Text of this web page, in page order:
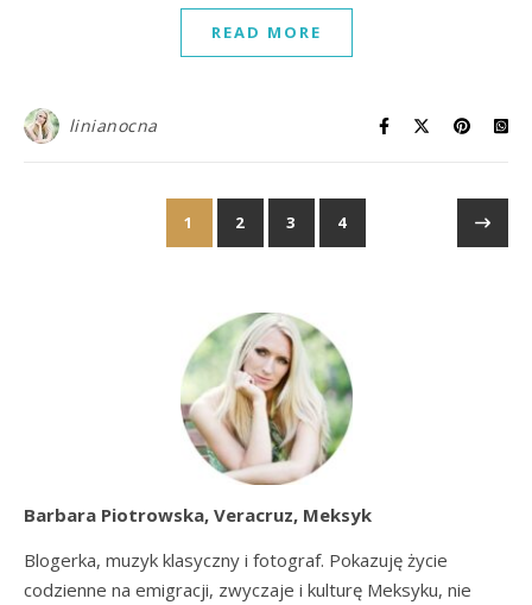
READ MORE
linianocna
1 2 3 4
Barbara Piotrowska, Veracruz, Meksyk
Blogerka, muzyk klasyczny i fotograf. Pokazuję życie
codzienne na emigracji, zwyczaje i kulturę Meksyku, nie